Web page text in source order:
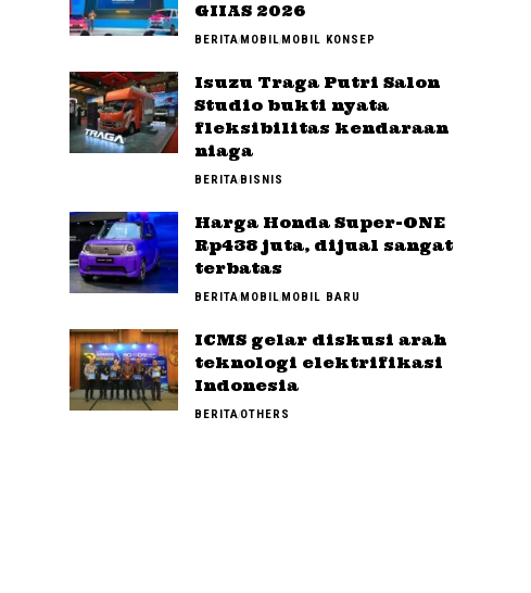
GIIAS 2026
BERITAMOBILMOBIL KONSEP
Isuzu Traga Putri Salon
Studio bukti nyata
fleksibilitas kendaraan
niaga
BERITABISNIS
Harga Honda Super-ONE
Rp438 juta, dijual sangat
terbatas
BERITAMOBILMOBIL BARU
ICMS gelar diskusi arah
teknologi elektrifikasi
Indonesia
BERITAOTHERS